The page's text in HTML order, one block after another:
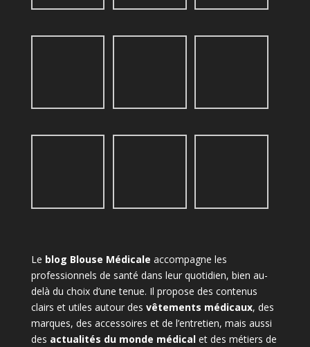
Le blog Blouse Médicale accompagne les
professionnels de santé dans leur quotidien, bien au-
delà du choix d’une tenue. Il propose des contenus
clairs et utiles autour des vêtements médicaux, des
marques, des accessoires et de l’entretien, mais aussi
des actualités du monde médicalet des métiers de